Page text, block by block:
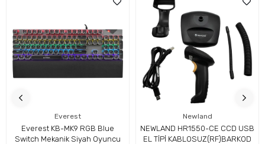
Everest
Everest KB-MK9 RGB Blue
Switch Mekanik Siyah Oyuncu
Newland
NEWLAND HR1550-CE CCD USB
EL TİPİ KABLOSUZ(RF)BARKOD